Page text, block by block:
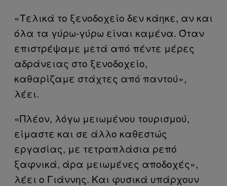
«Τελικά το ξενοδοχείο δεν κάηκε, αν και
όλα τα γύρω-γύρω είναι καμένα. Όταν
επιστρέψαμε μετά από πέντε μέρες
αδράνειας στο ξενοδοχείο,
καθαρίζαμε στάχτες από παντού»,
λέει.
«Πλέον, λόγω μειωμένου τουρισμού,
είμαστε και σε άλλο καθεστώς
εργασίας, με τετραπλάσια ρεπό
ξαφνικά, άρα μειωμένες αποδοχές»,
λέει ο Γιάννης. Και φυσικά υπάρχουν